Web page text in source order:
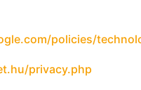
policies/
privacy.php